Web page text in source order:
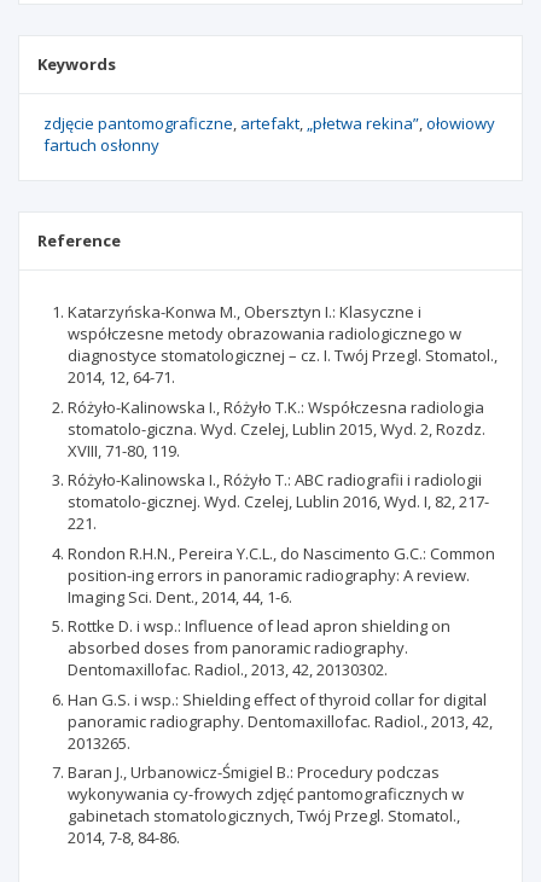
Keywords
zdjęcie pantomograficzne artefakt „płetwa rekina” ołowiowy
fartuch osłonny
Reference
Katarzyńska-Konwa M., Obersztyn I.: Klasyczne i
współczesne metody obrazowania radiologicznego w
diagnostyce stomatologicznej – cz. I. Twój Przegl. Stomatol.,
2014, 12, 64-71.
Różyło-Kalinowska I., Różyło T.K.: Współczesna radiologia
stomatolo-giczna. Wyd. Czelej, Lublin 2015, Wyd. 2, Rozdz.
XVIII, 71-80, 119.
Różyło-Kalinowska I., Różyło T.: ABC radiografii i radiologii
stomatolo-gicznej. Wyd. Czelej, Lublin 2016, Wyd. I, 82, 217-
221.
Rondon R.H.N., Pereira Y.C.L., do Nascimento G.C.: Common
position-ing errors in panoramic radiography: A review.
Imaging Sci. Dent., 2014, 44, 1-6.
Rottke D. i wsp.: Influence of lead apron shielding on
absorbed doses from panoramic radiography.
Dentomaxillofac. Radiol., 2013, 42, 20130302.
Han G.S. i wsp.: Shielding effect of thyroid collar for digital
panoramic radiography. Dentomaxillofac. Radiol., 2013, 42,
2013265.
Baran J., Urbanowicz-Śmigiel B.: Procedury podczas
wykonywania cy-frowych zdjęć pantomograficznych w
gabinetach stomatologicznych, Twój Przegl. Stomatol.,
2014, 7-8, 84-86.